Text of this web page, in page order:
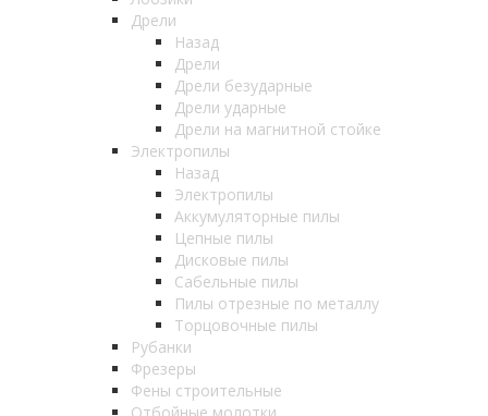
Дрели
Назад
Дрели
Дрели безударные
Дрели ударные
Дрели на магнитной стойке
Электропилы
Назад
Электропилы
Аккумуляторные пилы
Цепные пилы
Дисковые пилы
Сабельные пилы
Пилы отрезные по металлу
Торцовочные пилы
Рубанки
Фрезеры
Фены строительные
Отбойные молотки